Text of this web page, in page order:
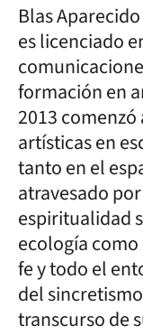
Blas
es licenciado
formación en
2013
artísticas en
tanto en el
atravesado
espiritualidad
ecología
fe y todo el
del
transcurso de